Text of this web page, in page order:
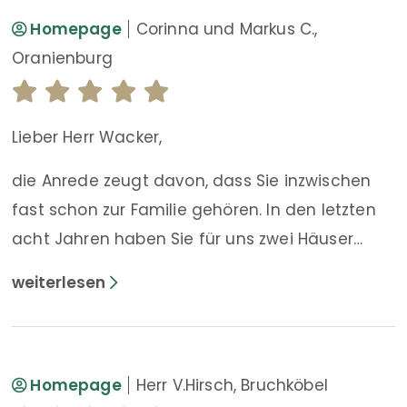
Homepage
Corinna und Markus C.,
Oranienburg
Lieber Herr Wacker,
die Anrede zeugt davon, dass Sie inzwischen
fast schon zur Familie gehören. In den letzten
acht Jahren haben Sie für uns zwei Häuser
Abwicklung ist für Sie selbstverständlich. „Geht
Laune bringen Sie ebenso selbstverständlich
Homepage Herr V.Hirsch, Bruchköbel